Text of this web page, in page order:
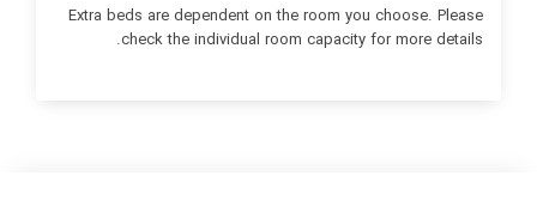
Extra beds are dependent on the room you choose. Please
check the individual room capacity for more details.